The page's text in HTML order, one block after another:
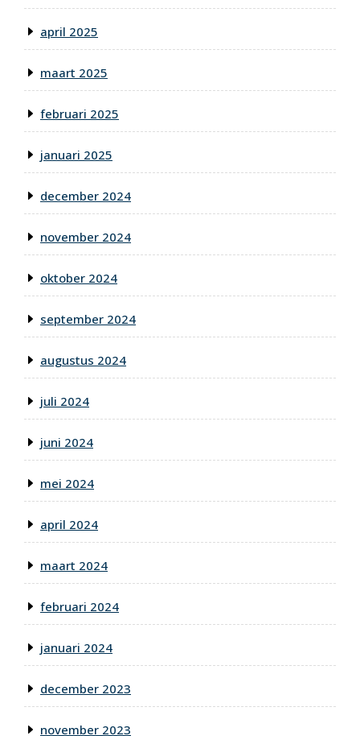
april 2025
maart 2025
februari 2025
januari 2025
december 2024
november 2024
oktober 2024
september 2024
augustus 2024
juli 2024
juni 2024
mei 2024
april 2024
maart 2024
februari 2024
januari 2024
december 2023
november 2023